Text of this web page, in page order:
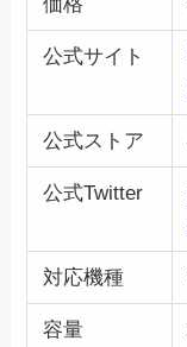
公式サイト
公式ストア
公式Twitter
対応機種
容量